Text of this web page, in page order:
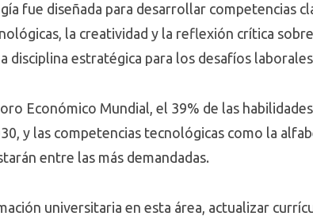
fue diseñada para desarrollar competencias
la creatividad y la reflexión crítica
estratégica para los desafíos
Económico Mundial, el 39% de las
y las competencias tecnológicas como la
entre las más demandadas.
universitaria en esta área, actualizar